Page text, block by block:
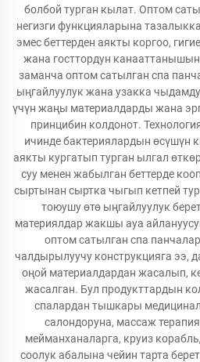
болбой турган кылат. Оптом
негизги функцияларына
эмес беттерден аякты коргоо,
жана госттордун
заманча оптом сатылган спа
ыңгайлуулук жана узакка
үчүн жаңы материалдарды жана
принцибин колдонот.
ичинде бактериялардын өсүшүн
аякты кургатып турган ылгал
суу менен жабылган беттерде
сыртынан сыртка чыгып кетпей
тоюушу өтө ыңгайлуулук
материялдар жакшы ауа
оптом сатылган спа
чалдырылуучу конструкцияга ээ,
оңой материалдардан жасалып,
жасалган. Бул продукттардын
спалардан тышкары
салондоруна, массаж
мейманханаларга, круиз
соолук абалына чейин тарта